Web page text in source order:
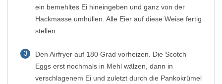
ein bemehltes Ei hineingeben und ganz von der
Hackmasse umhüllen. Alle Eier auf diese Weise fertig
stellen.
3
Den Airfryer auf 180 Grad vorheizen. Die Scotch
Eggs erst nochmals in Mehl wälzen, dann in
verschlagenem Ei und zuletzt durch die Pankokrümel